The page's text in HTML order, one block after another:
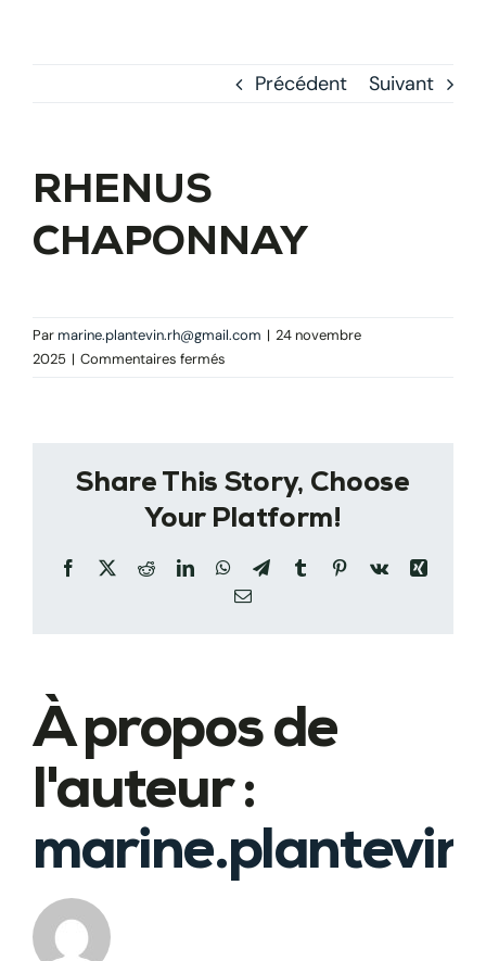
Précédent Suivant
RHENUS
CHAPONNAY
Par marine.plantevin.rh@gmail.com | 24 novembre
2025 | Commentaires fermés
Share This Story, Choose
Your Platform!
Facebook
X RedditLinkedInWhatsApp
TelegramTumblrPinterest
Vk
Xing
Email
À propos de
l'auteur :